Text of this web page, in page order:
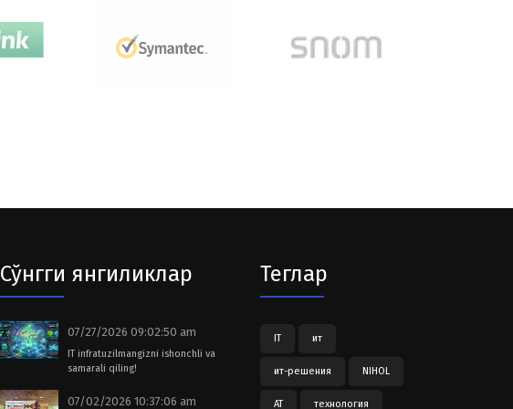
Сўнгги янгиликлар
07/27/2026 09:02:50 am
IT infratuzilmangizni ishonchli va
samarali qiling!
07/02/2026 10:37:06 am
Теглар
IT ит
ит-решения NIHOL
АТ технология